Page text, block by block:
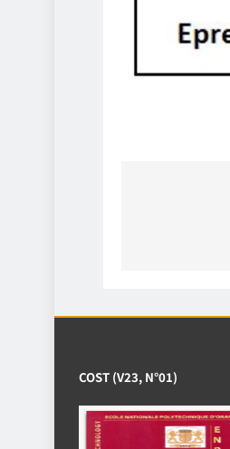
COST (V23, N°01)